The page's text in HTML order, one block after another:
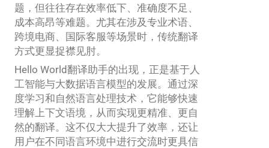
题，但往往存在效率低下、准确度不足、
成本高昂等难题。尤其在涉及专业术语、
跨境电商、国际客服等场景时，传统翻译
方式更显捉襟见肘。
Hello World翻译助手的出现，正是基于人
工智能与大数据语言模型的发展。通过深
度学习和自然语言处理技术，它能够快速
理解上下文语境，从而实现更精准、更自
然的翻译。这不仅大大提升了效率，还让
用户在不同语言环境中进行交流时更具信